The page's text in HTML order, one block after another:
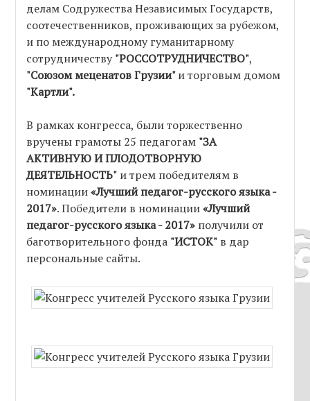
делам Содружества Независимых Государств,
соотечественников, проживающих за рубежом,
и по международному гуманитарному
сотрудничеству "РОССОТРУДНИЧЕСТВО",
"Союзом меценатов Грузии"и торговым домом
"Картли".
В рамках конгресса, были торжественно
вручены грамоты 25 педагогам "ЗА
АКТИВНУЮ И ПЛОДОТВОРНУЮ
ДЕЯТЕЛЬНОСТЬ" и трем победителям в
номинации«Лучший педагог-русского языка -
2017». Победители в номинации«Лучший
педагог-русского языка - 2017» получили от
баготворительного фонда "ИСТОК" в дар
персональные сайты.